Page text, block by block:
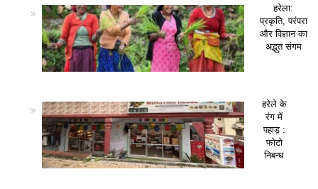
हरेला:
प्रकृति, परंपरा
और विज्ञान का
अद्भुत संगम
हरेले के
रंग में
पहाड़ :
फोटो
निबन्ध